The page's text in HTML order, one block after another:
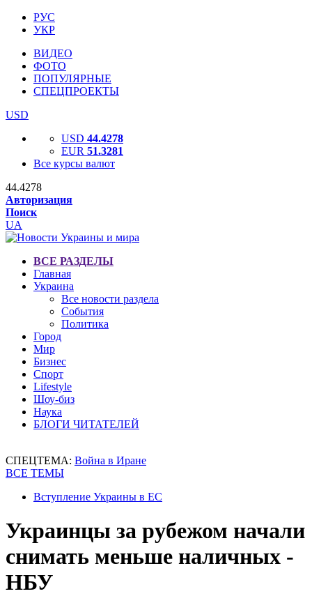
РУС
УКР
ВИДЕО
ФОТО
ПОПУЛЯРНЫЕ
СПЕЦПРОЕКТЫ
USD
USD 44.4278
EUR 51.3281
Все курсы валют
44.4278
Авторизация
Поиск
UA
ВСЕ РАЗДЕЛЫ
Главная
Украина
Все новости раздела
События
Политика
Город
Мир
Бизнес
Спорт
Lifestyle
Шоу-биз
Наука
БЛОГИ ЧИТАТЕЛЕЙ
СПЕЦТЕМА: Война в Иране
ВСЕ ТЕМЫ
Вступление Украины в ЕС
Украинцы за рубежом начали
снимать меньше наличных -
НБУ